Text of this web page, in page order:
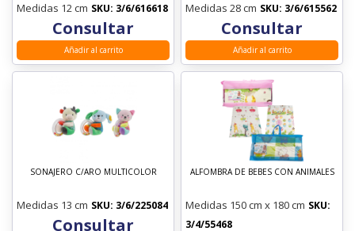
Medidas 12 cm SKU: 3/6/616618
Consultar
Añadir al carrito
Medidas 28 cm SKU: 3/6/615562
Consultar
Añadir al carrito
SONAJERO C/ARO MULTICOLOR
Medidas 13 cm SKU: 3/6/225084
Consultar
ALFOMBRA DE BEBES CON ANIMALES
Medidas 150 cm x 180 cm SKU:
3/4/55468